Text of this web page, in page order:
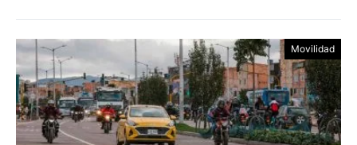
Movilidad